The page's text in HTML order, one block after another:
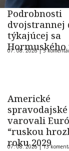
Podrobnosti
dvojstrannej
týkajúcej sa
07. 08. 2026 |5
Americké
varovali
“ruskou
roku 2029
07. 08. 2026 |13